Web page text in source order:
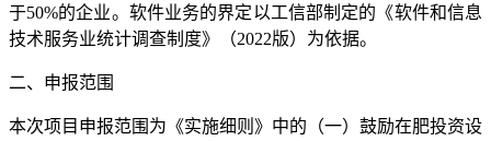
于50%的企业。软件业务的界定以工信部制定的《软件和信息
技术服务业统计调查制度》（2022版）为依据。
二、申报范围
本次项目申报范围为《实施细则》中的（一）鼓励在肥投资设